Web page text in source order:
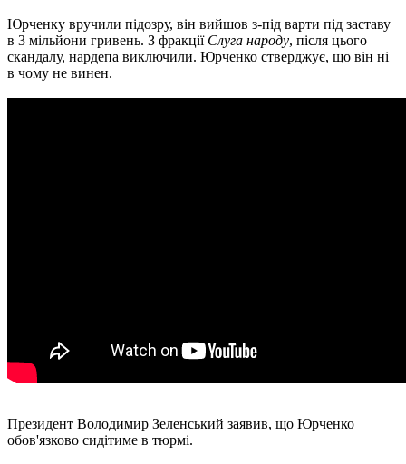
Юрченку вручили підозру, він вийшов з-під варти під заставу
в 3 мільйони гривень. З фракції Слуга народу, після цього
скандалу, нардепа виключили. Юрченко стверджує, що він ні
в чому не винен.
Президент Володимир Зеленський заявив, що Юрченко
обов'язково сидітиме в тюрмі.